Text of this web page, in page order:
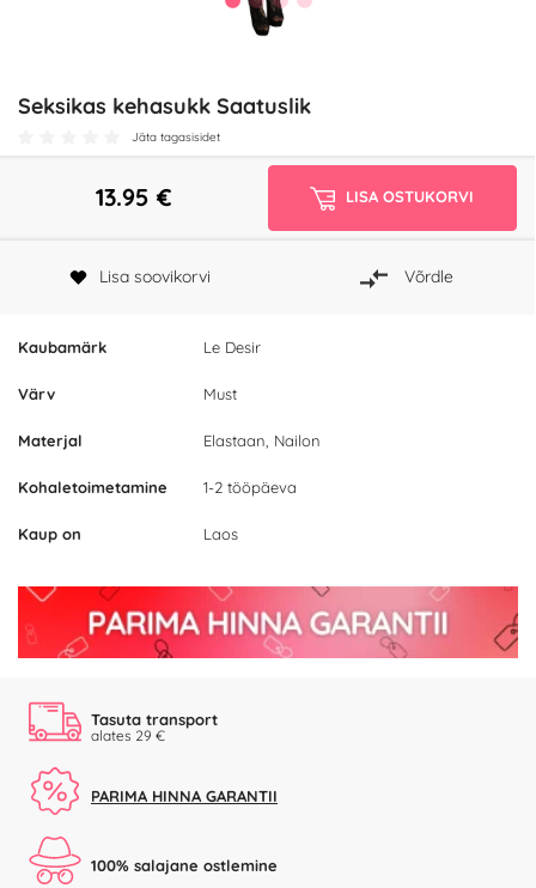
Seksikas kehasukk Saatuslik
Jäta tagasisidet
Kaubamärk Le Desir
Värv Must
Materjal Elastaan, Nailon
Kohaletoimetamine 1-2 tööpäeva
Kaup on Laos
13.95 € LISA OSTUKORVI
Lisa soovikorvi Võrdle
Tasuta transport
alates 29 €
PARIMA HINNA GARANTII
100% salajane ostlemine